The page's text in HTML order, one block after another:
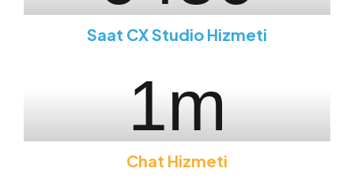
Saat CX Studio Hizmeti
Chat Hizmeti
1m